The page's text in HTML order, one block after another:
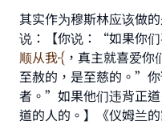
其实作为穆斯林应该做
说：【你说：“如果你们
顺从我
，真主就喜爱
至赦的，是至慈的。”
者。”如果他们违背正
道的人的。】《仪姆兰